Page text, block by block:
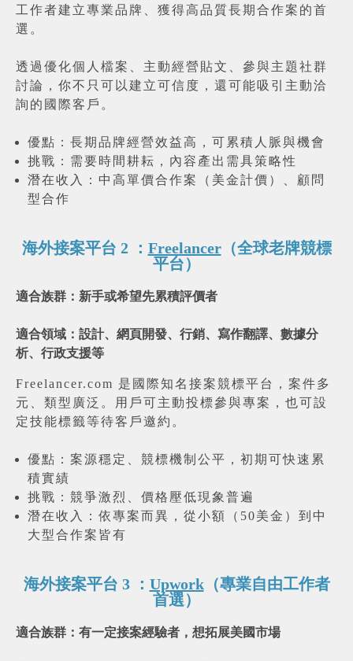
工作者建立專業品牌、獲得高品質長期合作案的首
選。
透過優化個人檔案、主動經營貼文、參與主題社群
討論，你不只可以建立可信度，還可能吸引主動洽
詢的國際客戶。
優點：長期品牌經營效益高，可累積人脈與機會
挑戰：需要時間耕耘，內容產出需具策略性
潛在收入：中高單價合作案（美金計價）、顧問
型合作
海外接案平台 2 ： Freelancer（全球老牌競標
平台）
適合族群：新手或希望先累積評價者
適合領域：設計、網頁開發、行銷、寫作翻譯、數據分
析、行政支援等
Freelancer.com 是國際知名接案競標平台，案件多
元、類型廣泛。用戶可主動投標參與專案，也可設
定技能標籤等待客戶邀約。
優點：案源穩定、競標機制公平，初期可快速累
積實績
挑戰：競爭激烈、價格壓低現象普遍
潛在收入：依專案而異，從小額（50美金）到中
大型合作案皆有
海外接案平台 3 ： Upwork（專業自由工作者
首選）
適合族群：有一定接案經驗者，想拓展美國市場